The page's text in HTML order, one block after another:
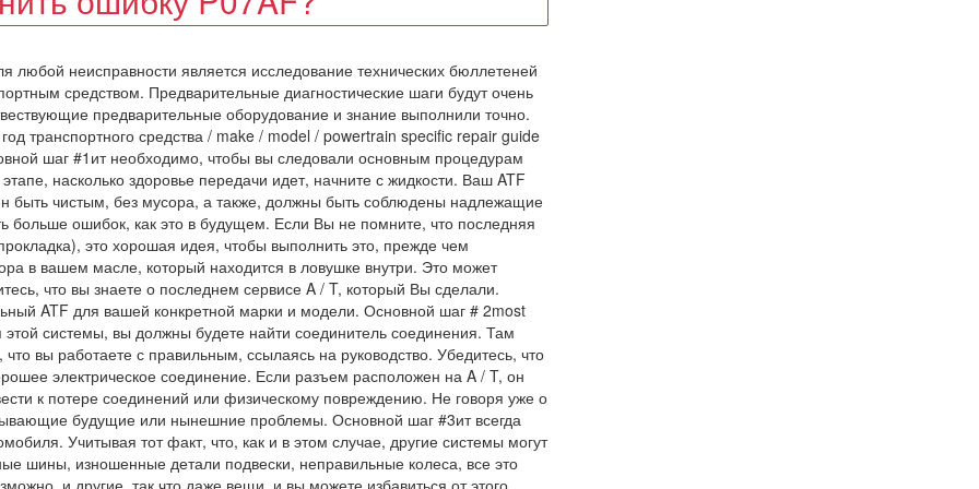
неисправности является исследование технических бюллетеней
средством. Предварительные диагностические шаги будут очень
предварительные оборудование и знание выполнили точно.
транспортного средства / make / model / powertrain specific repair guide
шаг #1ит необходимо, чтобы вы следовали основным процедурам
насколько здоровье передачи идет, начните с жидкости. Ваш ATF
быть чистым, без мусора, а также, должны быть соблюдены надлежащие
больше ошибок, как это в будущем. Если Вы не помните, что последняя
это хорошая идея, чтобы выполнить это, прежде чем
в вашем масле, который находится в ловушке внутри. Это может
что вы знаете о последнем сервисе A / T, который Вы сделали.
ATF для вашей конкретной марки и модели. Основной шаг # 2most
системы, вы должны будете найти соединитель соединения. Там
вы работаете с правильным, ссылаясь на руководство. Убедитесь, что
электрическое соединение. Если разъем расположен на A / T, он
к потере соединений или физическому повреждению. Не говоря уже о
будущие или нынешние проблемы. Основной шаг #3ит всегда
Учитывая тот факт, что, как и в этом случае, другие системы могут
шины, изношенные детали подвески, неправильные колеса, все это
и другие, так что даже вещи, и вы можете избавиться от этого